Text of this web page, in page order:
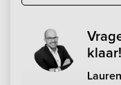
klaar!